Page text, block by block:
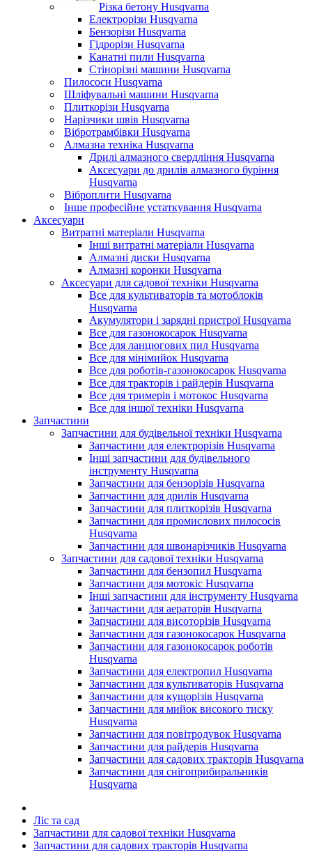
Різка бетону Husqvarna
Електрорізи Husqvarna
Бензорізи Husqvarna
Гідрорізи Husqvarna
Канатні пили Husqvarna
Стінорізні машини Husqvarna
Пилососи Husqvarna
Шліфувальні машини Husqvarna
Плиткорізи Husqvarna
Нарізчики швів Husqvarna
Вібротрамбівки Husqvarna
Алмазна техніка Husqvarna
Дрилі алмазного свердління Husqvarna
Аксесуари до дрилів алмазного буріння
Husqvarna
Віброплити Husqvarna
Інше професійне устаткування Husqvarna
Аксесуари
Витратні матеріали Husqvarna
Інші витратні матеріали Husqvarna
Алмазні диски Husqvarna
Алмазні коронки Husqvarna
Аксесуари для садової техніки Husqvarna
Все для культиваторів та мотоблоків
Husqvarna
Акумулятори і зарядні пристрої Husqvarna
Все для газонокосарок Husqvarna
Все для ланцюгових пил Husqvarna
Все для мінімийок Husqvarna
Все для роботів-газонокосарок Husqvarna
Все для тракторів і райдерів Husqvarna
Все для тримерів і мотокос Husqvarna
Все для іншої техніки Husqvarna
Запчастини
Запчастини для будівельної техніки Husqvarna
Запчастини для електрорізів Husqvarna
Інші запчастини для будівельного
інструменту Husqvarna
Запчастини для бензорізів Husqvarna
Запчастини для дрилів Husqvarna
Запчастини для плиткорізів Husqvarna
Запчастини для промислових пилососів
Husqvarna
Запчастини для швонарізчиків Husqvarna
Запчастини для садової техніки Husqvarna
Запчастини для бензопил Husqvarna
Запчастини для мотокіс Husqvarna
Інші запчастини для інструменту Husqvarna
Запчастини для аераторів Husqvarna
Запчастини для висоторізів Husqvarna
Запчастини для газонокосарок Husqvarna
Запчастини для газонокосарок роботів
Husqvarna
Запчастини для електропил Husqvarna
Запчастини для культиваторів Husqvarna
Запчастини для кущорізів Husqvarna
Запчастини для мийок високого тиску
Husqvarna
Запчастини для повітродувок Husqvarna
Запчастини для райдерів Husqvarna
Запчастини для садових тракторів Husqvarna
Запчастини для снігоприбиральників
Husqvarna
Ліс та сад
Запчастини для садової техніки Husqvarna
Запчастини для садових тракторів Husqvarna